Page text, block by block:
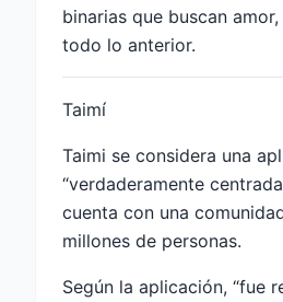
binarias que buscan
todo lo anterior.
Taimí
Taimi se considera una
“verdaderamente
cuenta con una
millones de personas.
Según la aplicación, “fue